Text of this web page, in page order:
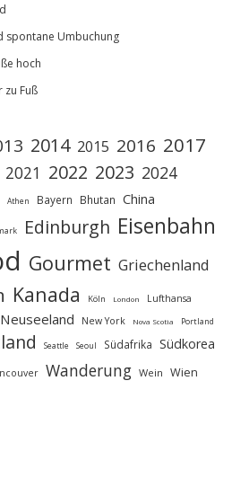
spontane Umbuchung
hoch
zu Fuß
2014 2015 2016 2017
2021 2022 2023 2024
Athen Bayern Bhutan China
Edinburgh Eisenbahn
Gourmet Griechenland
Kanada Köln London Lufthansa
Neuseeland New York Nova Scotia Portland
Seattle Seoul Südafrika Südkorea
Wanderung Wein Wien